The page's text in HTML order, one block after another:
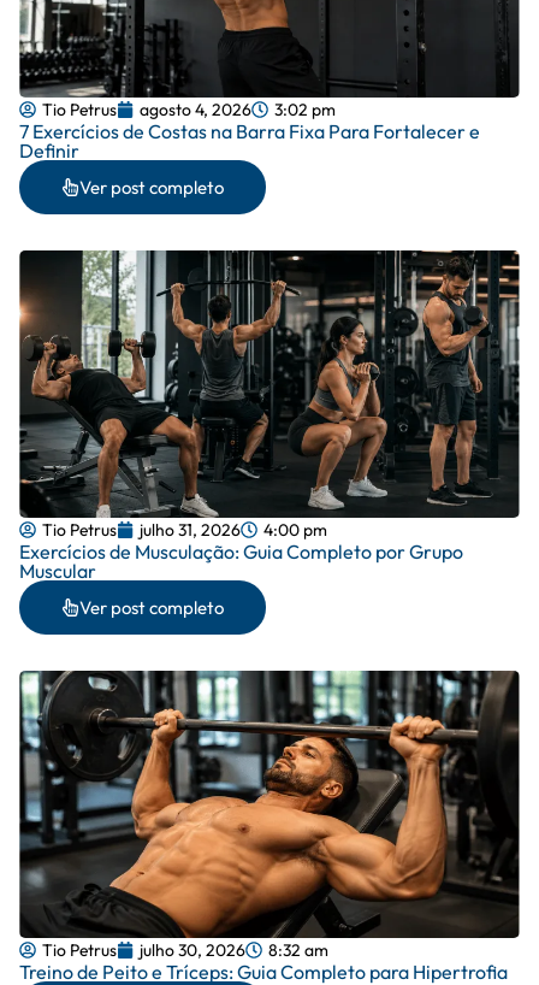
Tio Petrus agosto 4, 2026 3:02 pm
7 Exercícios de Costas na Barra Fixa Para Fortalecer e
Definir
Ver post completo
Tio Petrus julho 31, 2026 4:00 pm
Exercícios de Musculação: Guia Completo por Grupo
Muscular
Ver post completo
Tio Petrus julho 30, 2026 8:32 am
Treino de Peito e Tríceps: Guia Completo para Hipertrofia